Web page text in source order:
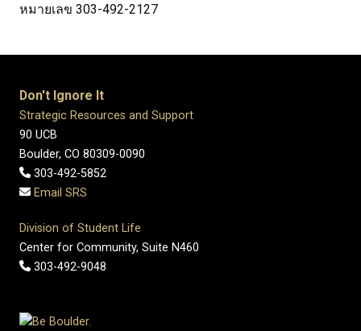
หมายเลข 303-492-2127
Don't Ignore It
Strategic Resources and Support
90 UCB
Boulder, CO 80309-0090
303-492-5852
Email SRS
Division of Student Life
Center for Community, Suite N460
303-492-9048